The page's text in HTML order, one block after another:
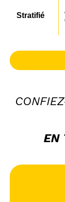
Stratifié
EN